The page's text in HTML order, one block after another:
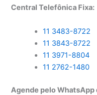
Central Telefônica Fixa:
11 3483-8722
11 3843-8722
11 3971-8804
11 2762-1480
Agende pelo WhatsApp